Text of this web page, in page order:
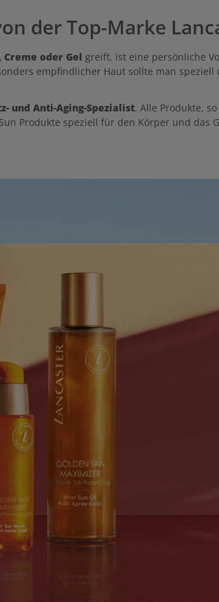
der Top-Marke
oder Gel greift, ist eine persönliche
empfindlicher Haut sollte man
und Anti-Aging-Spezialist. Alle Produkte,
Produkte speziell für den Körper und das